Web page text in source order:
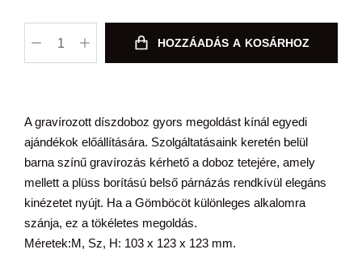
HOZZÁADÁS A KOSÁRHOZ
A gravírozott díszdoboz gyors megoldást kínál egyedi
ajándékok előállítására. Szolgáltatásaink keretén belül
barna színű gravírozás kérhető a doboz tetejére, amely
mellett a plüss borítású belső párnázás rendkívül elegáns
kinézetet nyújt. Ha a Gömböcöt különleges alkalomra
szánja, ez a tökéletes megoldás.
Méretek:M, Sz, H: 103 x 123 x 123 mm.